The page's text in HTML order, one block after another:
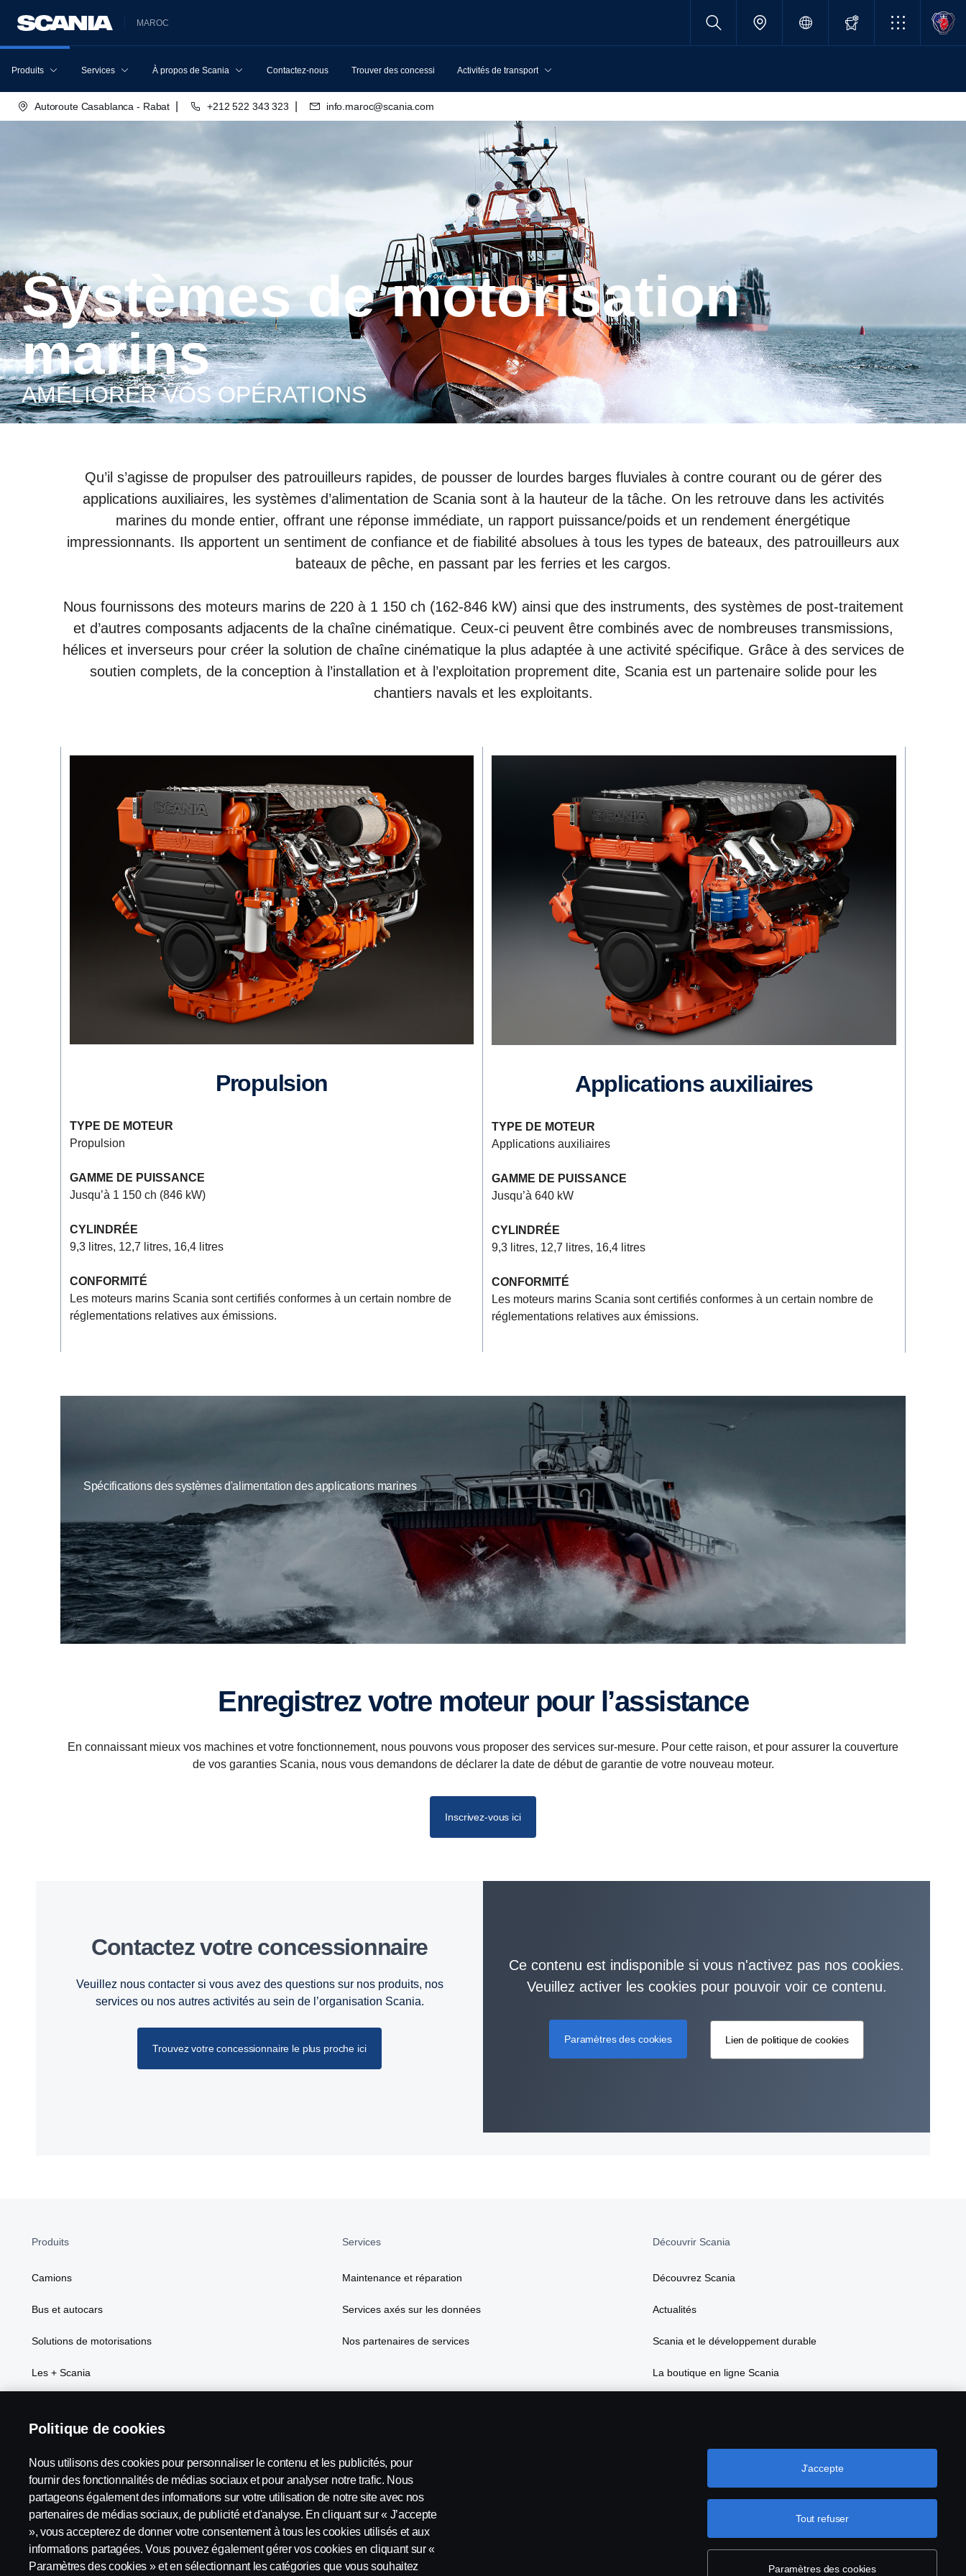
MAROC
Produits Services À propos de Scania Contactez-nous Trouver des concessionnairesActivités de transport
Autoroute Casablanca - Rabat +212 522 343 323 info.maroc@scania.com
Systèmes de motorisation
marins
AMÉLIORER VOS OPÉRATIONS
Qu’il s’agisse de propulser des patrouilleurs rapides, de pousser de lourdes barges fluviales à contre courant ou de gérer des
applications auxiliaires, les systèmes d’alimentation de Scania sont à la hauteur de la tâche. On les retrouve dans les activités
marines du monde entier, offrant une réponse immédiate, un rapport puissance/poids et un rendement énergétique
impressionnants. Ils apportent un sentiment de confiance et de fiabilité absolues à tous les types de bateaux, des patrouilleurs aux
bateaux de pêche, en passant par les ferries et les cargos.
Nous fournissons des moteurs marins de 220 à 1 150 ch (162-846 kW) ainsi que des instruments, des systèmes de post-traitement
et d’autres composants adjacents de la chaîne cinématique. Ceux-ci peuvent être combinés avec de nombreuses transmissions,
hélices et inverseurs pour créer la solution de chaîne cinématique la plus adaptée à une activité spécifique. Grâce à des services de
soutien complets, de la conception à l’installation et à l’exploitation proprement dite, Scania est un partenaire solide pour les
chantiers navals et les exploitants.
Propulsion
TYPE DE MOTEUR
Propulsion
GAMME DE PUISSANCE
Jusqu’à 1 150 ch (846 kW)
CYLINDRÉE
9,3 litres, 12,7 litres, 16,4 litres
CONFORMITÉ
Les moteurs marins Scania sont certifiés conformes à un certain nombre de
réglementations relatives aux émissions.
Applications auxiliaires
TYPE DE MOTEUR
Applications auxiliaires
GAMME DE PUISSANCE
Jusqu’à 640 kW
CYLINDRÉE
9,3 litres, 12,7 litres, 16,4 litres
CONFORMITÉ
Les moteurs marins Scania sont certifiés conformes à un certain nombre de
réglementations relatives aux émissions.
Spécifications des systèmes d'alimentation des applications marines
Enregistrez votre moteur pour l’assistance
En connaissant mieux vos machines et votre fonctionnement, nous pouvons vous proposer des services sur-mesure. Pour cette raison, et pour assurer la couverture
de vos garanties Scania, nous vous demandons de déclarer la date de début de garantie de votre nouveau moteur.
Inscrivez-vous ici
Contactez votre concessionnaire
Veuillez nous contacter si vous avez des questions sur nos produits, nos
services ou nos autres activités au sein de l’organisation Scania.
Trouvez votre concessionnaire le plus proche ici
Ce contenu est indisponible si vous n'activez pas nos cookies.
Veuillez activer les cookies pour pouvoir voir ce contenu.
Paramètres des cookies Lien de politique de cookies
Produits
Camions
Bus et autocars
Solutions de motorisations
Les + Scania
Services
Maintenance et réparation
Services axés sur les données
Nos partenaires de services
Découvrir Scania
Découvrez Scania
Actualités
Scania et le développement durable
La boutique en ligne Scania
Contactez-nous
Paramètres des cookies
Politique de cookies
Nous utilisons des cookies pour personnaliser le contenu et les publicités, pour
fournir des fonctionnalités de médias sociaux et pour analyser notre trafic. Nous
partageons également des informations sur votre utilisation de notre site avec nos
partenaires de médias sociaux, de publicité et d'analyse. En cliquant sur « J’accepte
», vous accepterez de donner votre consentement à tous les cookies utilisés et aux
informations partagées. Vous pouvez également gérer vos cookies en cliquant sur «
Paramètres des cookies » et en sélectionnant les catégories que vous souhaitez
Paramètres des cookies
Tout refuser
J’accepte